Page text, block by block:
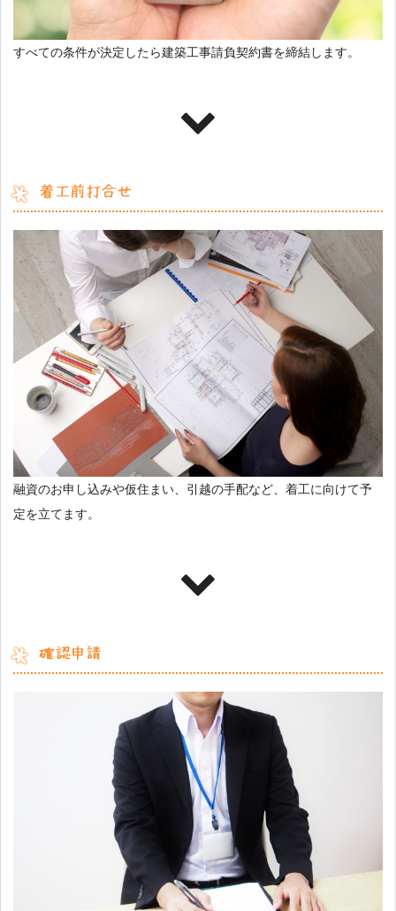
すべての条件が決定したら建築工事請負契約書を締結します。
着工前打合せ
融資のお申し込みや仮住まい、引越の手配など、着工に向けて予
定を立てます。
確認申請